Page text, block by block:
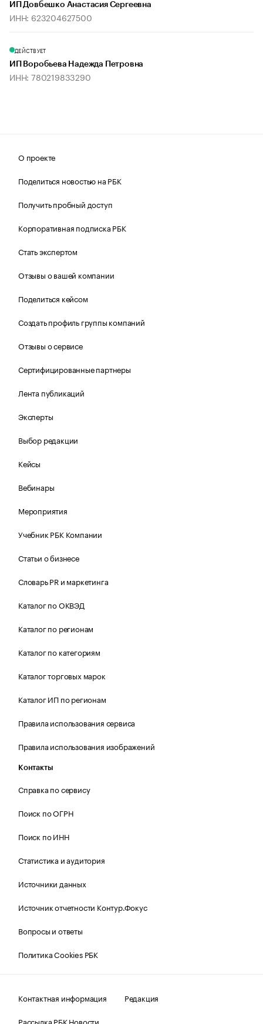
ИП Довбешко Анастасия Сергеевна
ИНН: 623204627500
ДЕЙСТВУЕТ
ИП Воробьева Надежда Петровна
ИНН: 780219833290
О проекте
Поделиться новостью на РБК
Получить пробный доступ
Корпоративная подписка РБК
Стать экспертом
Отзывы о вашей компании
Поделиться кейсом
Создать профиль группы компаний
Отзывы о сервисе
Сертифицированные партнеры
Лента публикаций
Эксперты
Выбор редакции
Кейсы
Вебинары
Мероприятия
Учебник РБК Компании
Статьи о бизнесе
Словарь PR и маркетинга
Каталог по ОКВЭД
Каталог по регионам
Каталог по категориям
Каталог торговых марок
Каталог ИП по регионам
Правила использования сервиса
Правила использования изображений
Контакты
Справка по сервису
Поиск по ОГРН
Поиск по ИНН
Статистика и аудитория
Источники данных
Источник отчетности Контур.Фокус
Вопросы и ответы
Политика Cookies РБК
Контактная информация
Редакция
Рассылка РБК Новости